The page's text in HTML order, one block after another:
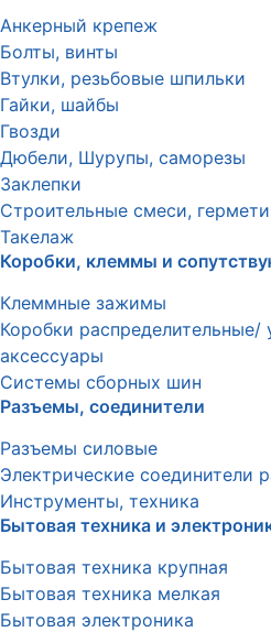
Анкерный крепеж
Болты, винты
Втулки, резьбовые шпильки
Гайки, шайбы
Гвозди
Дюбели, Шурупы, саморезы
Заклепки
Строительные смеси,
Такелаж
Коробки, клеммы и
Клеммные зажимы
Коробки распределительные/
аксессуары
Системы сборных шин
Разъемы, соединители
Разъемы силовые
Электрические соединители
Инструменты, техника
Бытовая техника и
Бытовая техника крупная
Бытовая техника мелкая
Бытовая электроника